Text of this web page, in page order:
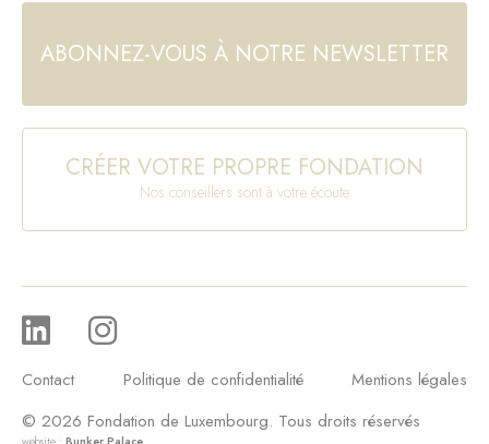
ABONNEZ-VOUS À NOTRE NEWSLETTER
CRÉER VOTRE PROPRE FONDATION
Nos conseillers sont à votre écoute
Contact Politique de confidentialité
Mentions légales
© 2026 Fondation de Luxembourg. Tous droits réservés